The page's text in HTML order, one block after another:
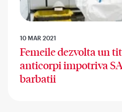
10 MAR 2021
Femeile dezvolta un
anticorpi impotriva
barbatii